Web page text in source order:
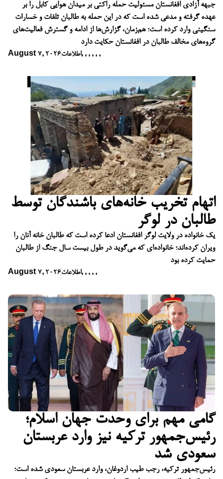
جبهه آزادی افغانستان مسئولیت حمله راکتی بر میدان هوایی کابل را بر
عهده گرفته و مدعی شده است که در این حمله به طالبان تلفات و خسارات
سنگینی وارد کرده است؛ هم‌زمان، گزارش‌ها از ادامه و گسترش فعالیت‌های
گروه‌های مخالف طالبان در افغانستان حکایت دارد
August 7, 2026اطلاعات, , , , , ,
اتهام تخریب خانه‌های باشندگان توسط
طالبان در لوگر
یک خانواده در ولایت لوگر افغانستان ادعا کرده است که طالبان خانه آنان را
ویران کرده‌اند؛ خانواده‌ای که می‌گوید در طول بیست سال جنگ از طالبان
حمایت کرده بود
August 7, 2026اطلاعات, , , , ,
گامی مهم برای وحدت جهان اسلام؛
رئیس‌جمهور ترکیه نیز وارد عربستان
سعودی شد
رئیس‌جمهور ترکیه، رجب طیب اردوغان، وارد عربستان سعودی شده است؛